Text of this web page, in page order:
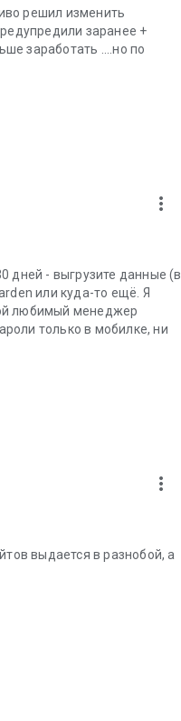
предложения по
s/community.
решил изменить
заранее +
заработать ....но по
more_vert
дней - выгрузите данные (в
или куда-то ещё. Я
любимый менеджер
только в мобилке, ни
more_vert
выдается в разнобой, а